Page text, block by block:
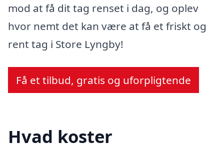
mod at få dit tag renset i dag, og oplev
hvor nemt det kan være at få et friskt og
rent tag i Store Lyngby!
Få et tilbud, gratis og uforpligtende
Hvad koster